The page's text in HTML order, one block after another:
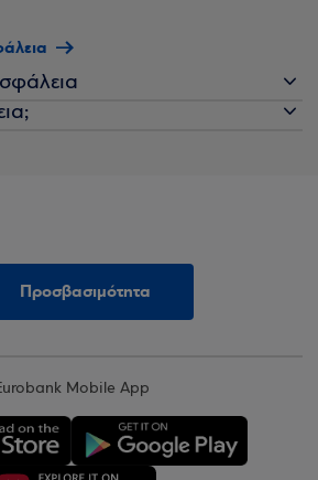
Προσβασιμότητα
Mobile App